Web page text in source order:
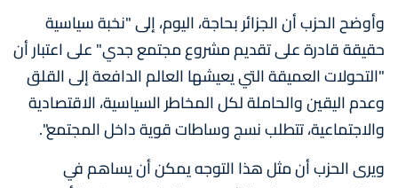
وأوضح الحزب أن الجزائر بحاجة، اليوم، إلى "نخبة سياسية
حقيقة قادرة على تقديم مشروع مجتمع جدي" على اعتبار أن
"التحولات العميقة التي يعيشها العالم الدافعة إلى القلق
وعدم اليقين والحاملة لكل المخاطر السياسية، الاقتصادية
والاجتماعية، تتطلب نسج وساطات قوية داخل المجتمع".
ويرى الحزب أن مثل هذا التوجه يمكن أن يساهم في